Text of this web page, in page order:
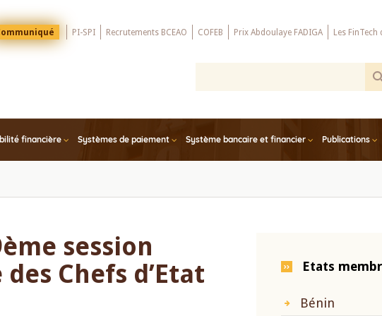
PI-SPI Recrutements BCEAO COFEB Prix Abdoulaye FADIGA Les FinTech
financière Systèmes de paiement Système bancaire et financier Publications
session
Chefs d’Etat
Etats
Bénin